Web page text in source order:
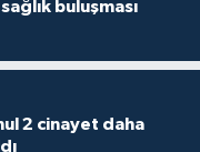
buluşması
2 cinayet daha